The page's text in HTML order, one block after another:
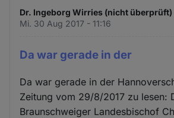
Dr. Ingeborg Wirries (nicht überprüft)
Mi. 30 Aug 2017 - 11:16
Da war gerade in der
Da war gerade in der
Zeitung vom 29/8/2017 zu lesen:
Braunschweiger Landesbischof